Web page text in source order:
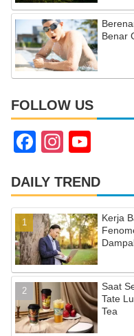
Benar
FOLLOW US
F
c
e
b
o
o
k
In
a
gr
a
m
u
T
u
b
e
C
h
DAILY TREND
Kerja
Saat
Tate
Tea